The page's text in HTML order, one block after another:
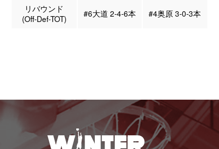
リバウンド
(Off-Def-TOT)
#6大道 2-4-6本 #4奥原 3-0-3本